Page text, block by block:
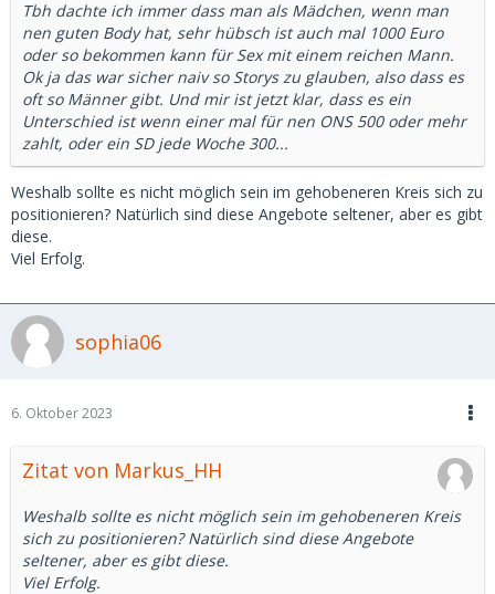
Tbh dachte ich immer dass man als Mädchen, wenn man
nen guten Body hat, sehr hübsch ist auch mal 1000 Euro
oder so bekommen kann für Sex mit einem reichen Mann.
Ok ja das war sicher naiv so Storys zu glauben, also dass es
oft so Männer gibt. Und mir ist jetzt klar, dass es ein
Unterschied ist wenn einer mal für nen ONS 500 oder mehr
zahlt, oder ein SD jede Woche 300...
Weshalb sollte es nicht möglich sein im gehobeneren Kreis sich zu
positionieren? Natürlich sind diese Angebote seltener, aber es gibt
diese.
Viel Erfolg.
sophia06
6. Oktober 2023
Zitat von Markus_HH
Weshalb sollte es nicht möglich sein im gehobeneren Kreis
sich zu positionieren? Natürlich sind diese Angebote
seltener, aber es gibt diese.
Viel Erfolg.